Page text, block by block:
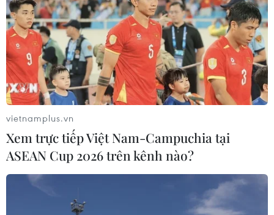
vietnamplus.vn
Xem trực tiếp Việt Nam-Campuchia tại
ASEAN Cup 2026 trên kênh nào?